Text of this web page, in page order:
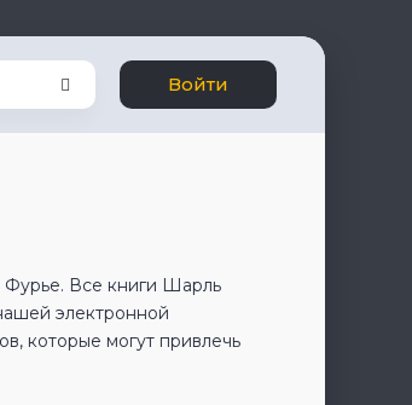
Войти
Фурье. Все книги Шарль
электронной
которые могут привлечь